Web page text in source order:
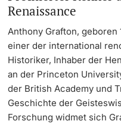
Renaissance
Anthony Grafton, geboren
einer der international
Historiker, Inhaber der
an der Princeton
der British Academy und
Geschichte der
Forschung widmet sich